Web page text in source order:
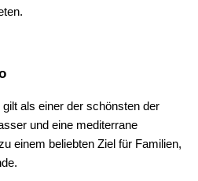
gilt als einer der schönsten der
und eine mediterrane
einem beliebten Ziel für Familien,